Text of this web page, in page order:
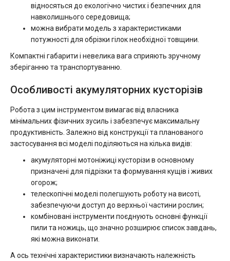
відносяться до екологічно чистих і безпечних для
навколишнього середовища;
можна вибрати модель з характеристиками
потужності для обрізки гілок необхідної товщини.
Компактні габарити і невелика вага сприяють зручному
зберіганню та транспортуванню.
Особливості акумуляторних кусторізів
Робота з цим інструментом вимагає від власника
мінімальних фізичних зусиль і забезпечує максимальну
продуктивність. Залежно від конструкції та планованого
застосування всі моделі поділяються на кілька видів:
акумуляторні мотоніжиці кусторізи в основному
призначені для підрізки та формування кущів і живих
огорож;
телескопічні моделі полегшують роботу на висоті,
забезпечуючи доступ до верхньої частини рослин;
комбіновані інструменти поєднують основні функції
пили та ножиць, що значно розширює список завдань,
які можна виконати.
А ось технічні характеристики визначають належність